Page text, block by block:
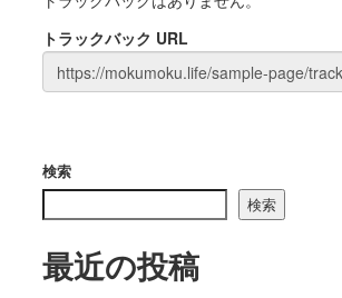
トラックバック URL
検索
検索
最近の投稿